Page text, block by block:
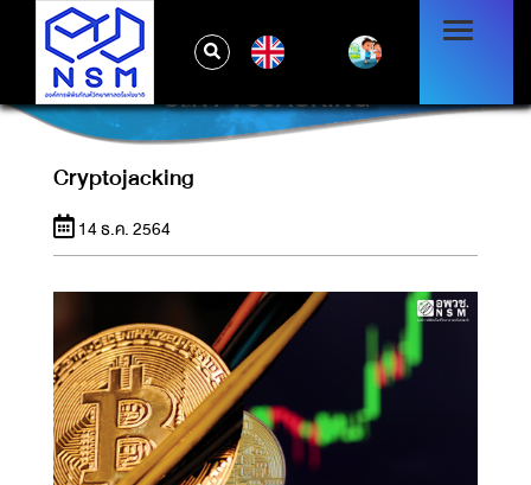
CRYPTOJACKING
Cryptojacking
14 ธ.ค. 2564